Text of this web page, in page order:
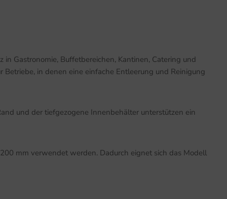
Gastronomie, Buffetbereichen, Kantinen, Catering und
in denen eine einfache Entleerung und Reinigung
und der tiefgezogene Innenbehälter unterstützen ein
mm verwendet werden. Dadurch eignet sich das Modell